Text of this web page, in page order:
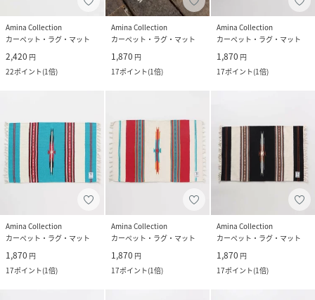
Amina Collection
カーペット・ラグ・マット
2,420 円
22ポイント(1倍)
Amina Collection
カーペット・ラグ・マット
1,870 円
17ポイント(1倍)
Amina Collection
カーペット・ラグ・マット
1,870 円
17ポイント(1倍)
Amina Collection
カーペット・ラグ・マット
1,870 円
17ポイント(1倍)
Amina Collection
カーペット・ラグ・マット
1,870 円
17ポイント(1倍)
Amina Collection
カーペット・ラグ・マット
1,870 円
17ポイント(1倍)